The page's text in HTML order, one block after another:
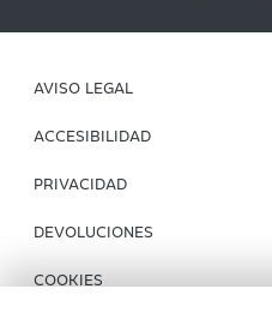
AVISO LEGAL
ACCESIBILIDAD
PRIVACIDAD
DEVOLUCIONES
COOKIES